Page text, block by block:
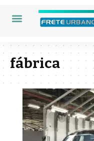
fábrica